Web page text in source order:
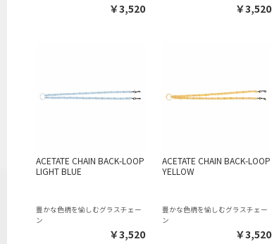
￥3,520 ￥3,520
ACETATE CHAIN BACK-LOOP
LIGHT BLUE
豊かな色柄を愉しむグラスチェー
ン
￥3,520
ACETATE CHAIN BACK-LOOP
YELLOW
豊かな色柄を愉しむグラスチェー
ン
￥3,520